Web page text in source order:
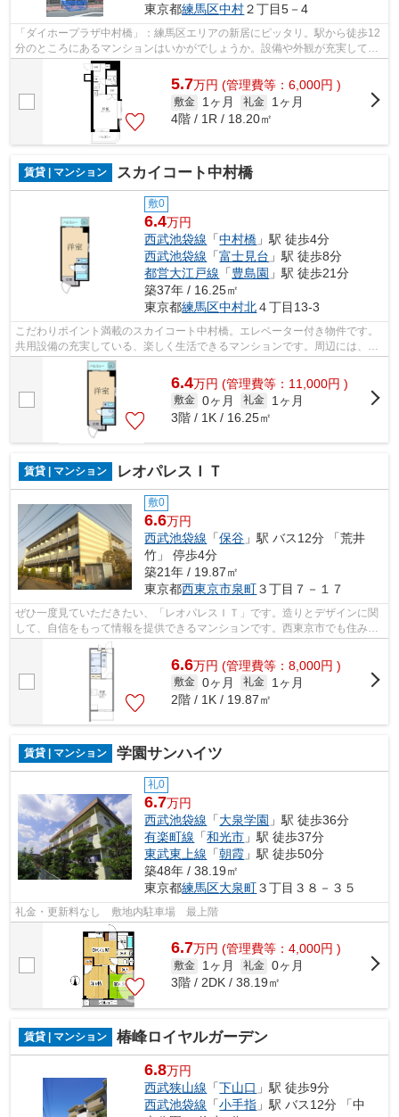
東京都練馬区中村２丁目5－4
「ダイホープラザ中村橋」：練馬区エリアの新居にピッタリ。駅から徒歩12
分のところにあるマンションはいかがでしょうか。設備や外観が充実してい
るマンションです。お友達を招待する...
5.7万円 (管理費等：6,000円 )
敷金 1ヶ月 礼金
1ヶ月
4階 / 1R / 18.20㎡
賃貸 | マンション スカイコート中村橋
敷0
6.4万円
西武池袋線 「中村橋 」駅 徒歩4分
西武池袋線 「富士見台 」駅 徒歩8分
都営大江戸線 「豊島園 」駅 徒歩21分
築37年 / 16.25㎡
東京都練馬区中村北４丁目13-3
こだわりポイント満載のスカイコート中村橋。エレベーター付き物件です。
共用設備の充実している、楽しく生活できるマンションです。周辺には、徒
歩4分で利用できる駅があります。次の...
6.4万円 (管理費等：11,000円 )
敷金 0ヶ月 礼金
1ヶ月
3階 / 1K / 16.25㎡
賃貸 | マンション レオパレスＩＴ
敷0
6.6万円
西武池袋線 「保谷 」駅 バス12分 「荒井
竹」 停歩4分
築21年 / 19.87㎡
東京都西東京市泉町３丁目７－１７
ぜひ一度見ていただきたい、「レオパレスＩＴ」です。造りとデザインに関
して、自信をもって情報を提供できるマンションです。西東京市でも住みや
すい保谷エリア周辺の事なら、03-5947...
6.6万円 (管理費等：8,000円 )
敷金 0ヶ月 礼金
1ヶ月
2階 / 1K / 19.87㎡
賃貸 | マンション 学園サンハイツ
礼0
6.7万円
西武池袋線 「大泉学園 」駅 徒歩36分
有楽町線 「和光市 」駅 徒歩37分
東武東上線 「朝霞 」駅 徒歩50分
築48年 / 38.19㎡
東京都練馬区大泉町３丁目３８－３５
礼金・更新料なし 敷地内駐車場 最上階
6.7万円 (管理費等：4,000円 )
敷金 1ヶ月 礼金 0ヶ月
3階 / 2DK / 38.19㎡
賃貸 | マンション 椿峰ロイヤルガーデン
6.8万円
西武狭山線 「下山口 」駅 徒歩9分
西武池袋線 「小手指 」駅 バス12分 「中